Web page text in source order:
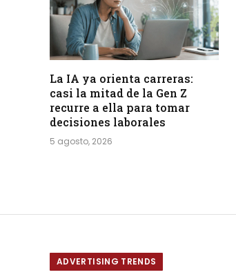
La IA ya orienta carreras:
casi la mitad de la Gen Z
recurre a ella para tomar
decisiones laborales
5 agosto, 2026
ADVERTISING TRENDS